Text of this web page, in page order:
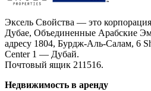
Эксель Свойства — это
Дубае, Объединенные Арабские
адресу 1804, Бурдж-Аль-Салам, 6
Center 1 — Дубай.
Почтовый ящик 211516.
Недвижимость в аренду